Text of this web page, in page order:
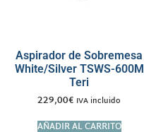
Aspirador de Sobremesa
White/Silver TSWS-600M
Teri
229,00€ IVA incluido
AÑADIR AL CARRITO